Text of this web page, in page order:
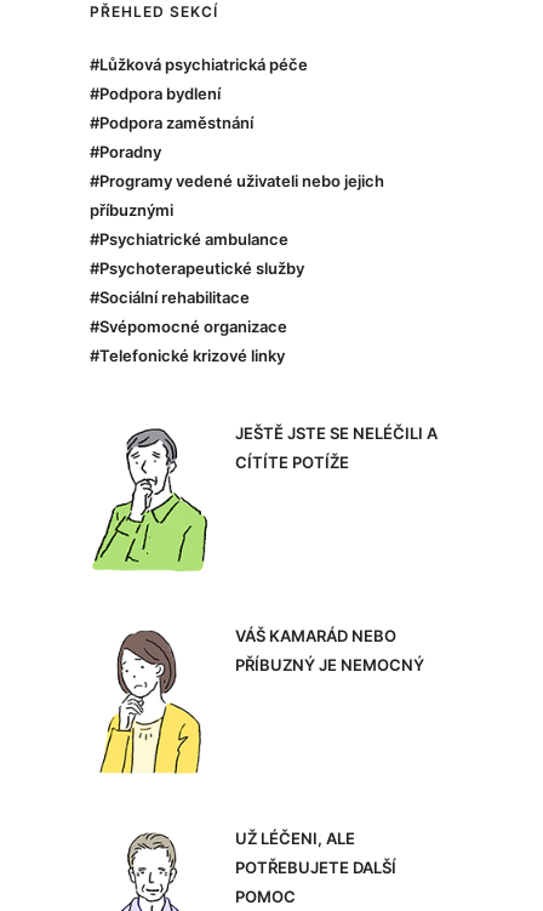
PŘEHLED SEKCÍ
#Lůžková psychiatrická péče
#Podpora bydlení
#Podpora zaměstnání
#Poradny
#Programy vedené uživateli nebo jejich
příbuznými
#Psychiatrické ambulance
#Psychoterapeutické služby
#Sociální rehabilitace
#Svépomocné organizace
#Telefonické krizové linky
JEŠTĚ JSTE SE NELÉČILI A
CÍTÍTE POTÍŽE
VÁŠ KAMARÁD NEBO
PŘÍBUZNÝ JE NEMOCNÝ
UŽ LÉČENI, ALE
POTŘEBUJETE DALŠÍ
POMOC